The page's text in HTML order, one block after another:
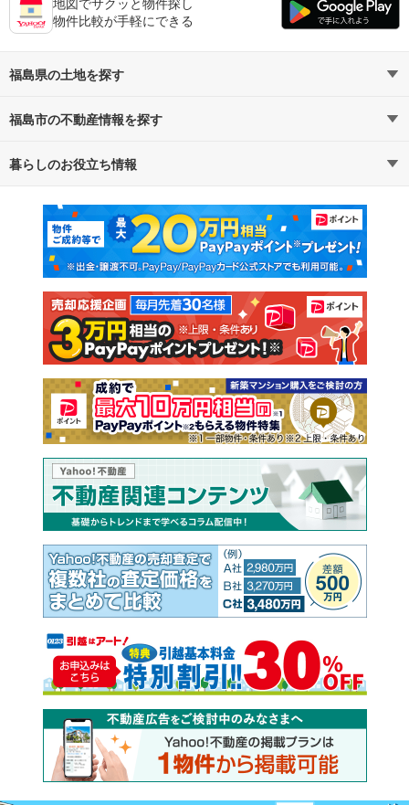
物件比較が手軽にできる
福島県の土地を探す
路線・駅から探す
通勤・通学時間から探す
福島市の不動産情報を探す
不動産・住宅
新築マンション 中古マンション
新築一戸建て 中古一戸建て
注文住宅 土地
売却査定
暮らしのお役立ち情報
マンションカタログ 教えて！住まいの先生